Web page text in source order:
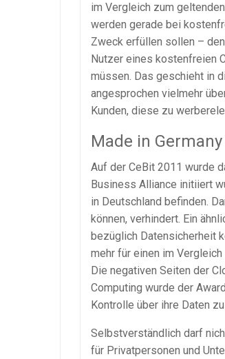
im Vergleich zum
werden gerade bei
Zweck erfüllen sollen –
Nutzer eines kostenfreien
müssen. Das geschieht in
angesprochen vielmehr
Kunden, diese zu
Made in
Auf der CeBit 2011 wurde
Business Alliance initiiert
in Deutschland befinden.
können, verhindert. Ein
bezüglich Datensicherheit
mehr für einen im
Die negativen Seiten der
Computing wurde der
Kontrolle über ihre Daten
Selbstverständlich darf
für Privatpersonen und